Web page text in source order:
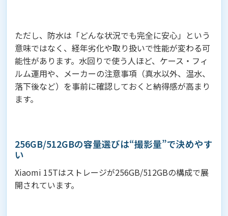
ただし、防水は「どんな状況でも完全に安心」という
意味ではなく、経年劣化や取り扱いで性能が変わる可
能性があります。水回りで使う人ほど、ケース・フィ
ルム運用や、メーカーの注意事項（真水以外、温水、
落下後など）を事前に確認しておくと納得感が高まり
ます。
256GB/512GBの容量選びは“撮影量”で決めやす
い
Xiaomi 15Tはストレージが256GB/512GBの構成で展
開されています。